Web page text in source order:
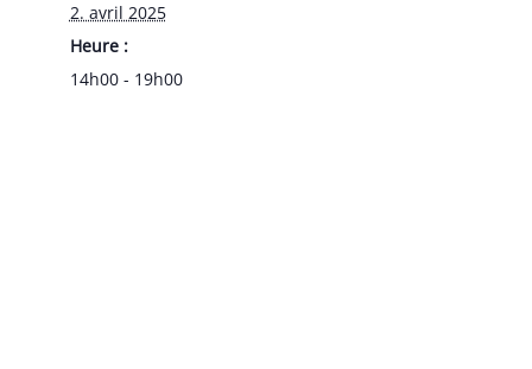
2. avril 2025
Heure :
14h00 - 19h00